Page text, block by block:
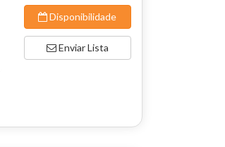
Disponibilidade
Enviar Lista